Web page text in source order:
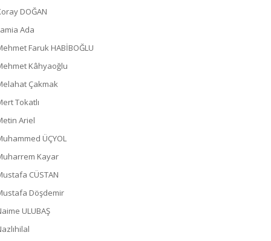
DOĞAN
Ada
Faruk HABİBOĞLU
Kâhyaoğlu
Çakmak
Tokatlı
Ariel
ÜÇYOL
Kayar
CÜSTAN
Döşdemir
ULUBAŞ